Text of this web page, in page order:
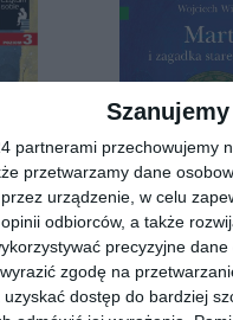
partnerami przechowujemy
przetwarzamy dane
przez urządzenie, w celu
odbiorców, a także
precyzyjne
zgodę na
dostęp do bardziej
[
Marta i
lustra.
Wojciech